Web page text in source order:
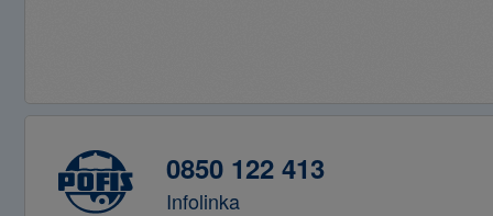
0850 122 413
Infolinka